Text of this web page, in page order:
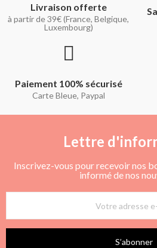
Livraison offerte
à partir de 39€ (France, Belgique,
Luxembourg)
Paiement 100% sécurisé
Carte Bleue, Paypal
Lettre
Inscrivez-vous pour recevoir nos
informé de nos
S’abonner